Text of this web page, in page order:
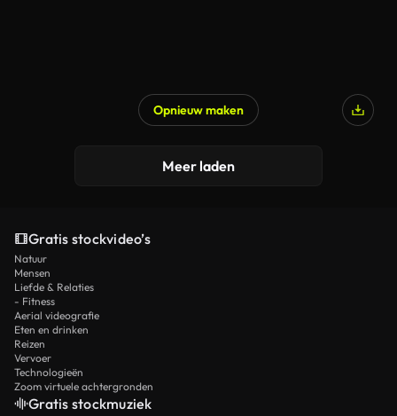
Opnieuw maken
Meer laden
Gratis stockvideo’s
Natuur
Mensen
Liefde & Relaties
- Fitness
Aerial videografie
Eten en drinken
Reizen
Vervoer
Technologieën
Zoom virtuele achtergronden
Gratis stockmuziek